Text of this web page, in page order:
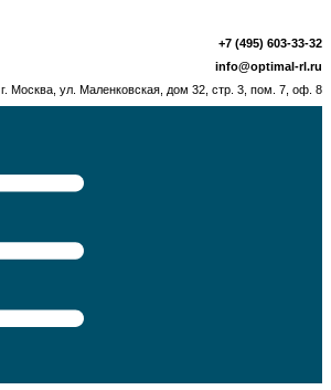
+7 (495) 603-33-32
info@optimal-rl.ru
г. Москва, ул. Маленковская, дом 32, стр. 3, пом. 7, оф. 8